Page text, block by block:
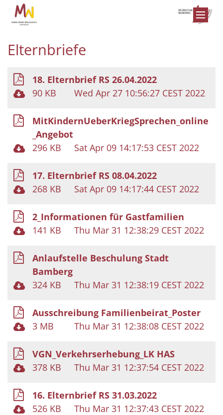
Zum Inhalt springen
Elternbriefe
18. Elternbrief RS 26.04.2022
90 KB
Wed Apr 27 10:56:27 CEST 2022
MitKindernUeberKriegSprechen_online
_Angebot
296 KB
Sat Apr 09 14:17:53 CEST 2022
17. Elternbrief RS 08.04.2022
268 KB
Sat Apr 09 14:17:44 CEST 2022
2_Informationen für Gastfamilien
141 KB
Thu Mar 31 12:38:29 CEST 2022
Anlaufstelle Beschulung Stadt
Bamberg
324 KB
Thu Mar 31 12:38:19 CEST 2022
Ausschreibung Familienbeirat_Poster
3 MB
Thu Mar 31 12:38:08 CEST 2022
VGN_Verkehrserhebung_LK HAS
378 KB
Thu Mar 31 12:37:54 CEST 2022
16. Elternbrief RS 31.03.2022
526 KB
Thu Mar 31 12:37:43 CEST 2022